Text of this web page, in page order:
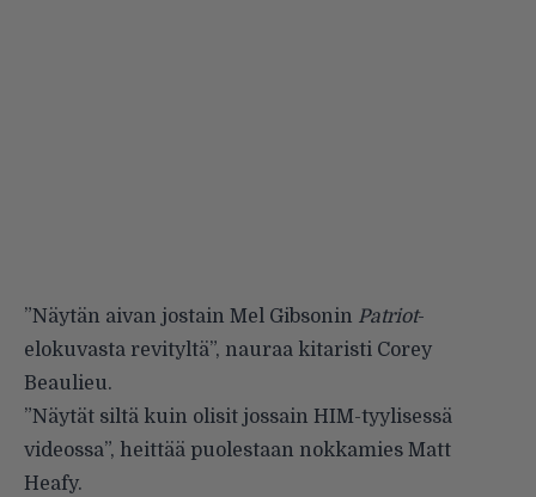
”Näytän aivan jostain Mel Gibsonin Patriot-
elokuvasta revityltä”, nauraa kitaristi Corey
Beaulieu.
”Näytät siltä kuin olisit jossain HIM-tyylisessä
videossa”, heittää puolestaan nokkamies Matt
Heafy.